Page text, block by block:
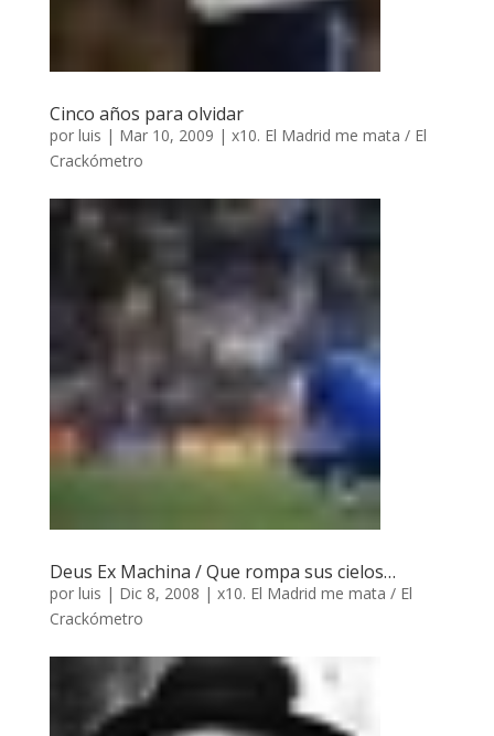
Cinco años para olvidar
por luis | Mar 10, 2009 | x10. El Madrid me mata / El
Crackómetro
Deus Ex Machina / Que rompa sus cielos…
por luis | Dic 8, 2008 | x10. El Madrid me mata / El
Crackómetro